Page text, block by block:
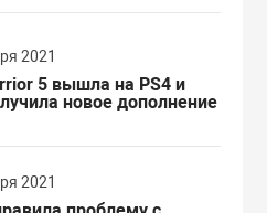
2021
5 вышла на PS4 и
новое дополнение
2021